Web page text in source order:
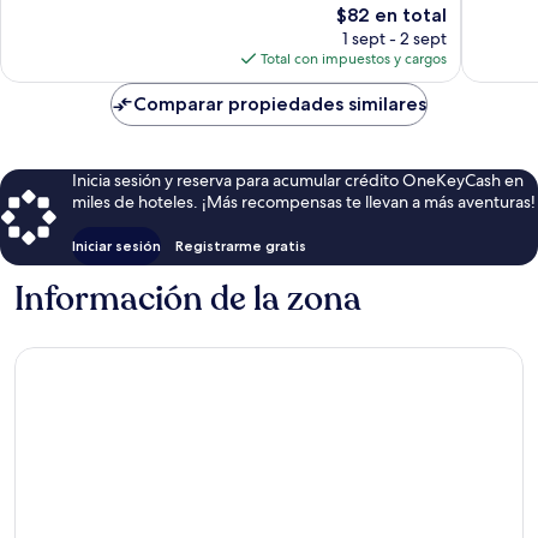
El
precio
actual
es
de
$82
$82 en total
1 sept - 2 sept
Total con impuestos y cargos
Comparar propiedades similares
Inicia sesión y reserva para acumular crédito OneKeyCash en
miles de hoteles. ¡Más recompensas te llevan a más aventuras!
Iniciar sesión Registrarme gratis
Información de la zona